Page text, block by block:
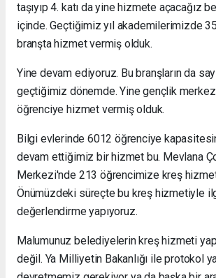
taşıyıp 4. katı da yine hizmete açacağız
içinde. Geçtiğimiz yıl akademilerimizde
branşta hizmet vermiş olduk.
Yine devam ediyoruz. Bu branşların da
geçtiğimiz dönemde. Yine gençlik
öğrenciye hizmet vermiş olduk.
Bilgi evlerinde 6012 öğrenciye
devam ettiğimiz bir hizmet bu. Mevlana
Merkezi'nde 213 öğrencimize kreş
Önümüzdeki süreçte bu kreş hizmetiyle
değerlendirme yapıyoruz.
Malumunuz belediyelerin kreş hizmeti
değil. Ya Milliyetin Bakanlığı ile protokol